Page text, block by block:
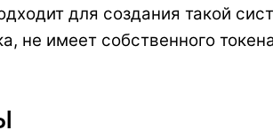
для создания такой
не имеет собственного